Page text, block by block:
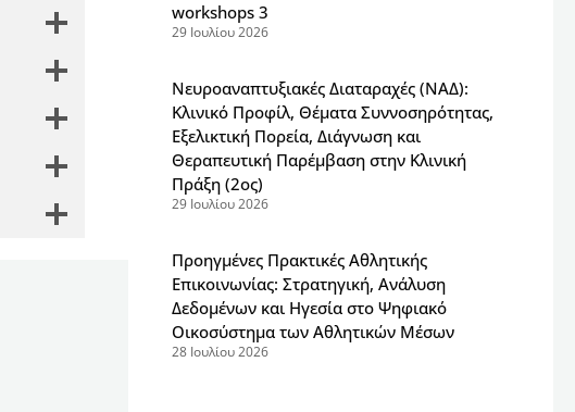
workshops 3
29 Ιουλίου 2026
Νευροαναπτυξιακές Διαταραχές (ΝΑΔ):
Κλινικό Προφίλ, Θέματα Συννοσηρότητας,
Εξελικτική Πορεία, Διάγνωση και
Θεραπευτική Παρέμβαση στην Κλινική
Πράξη (2ος)
29 Ιουλίου 2026
Προηγμένες Πρακτικές Αθλητικής
Επικοινωνίας: Στρατηγική, Ανάλυση
Δεδομένων και Ηγεσία στο Ψηφιακό
Οικοσύστημα των Αθλητικών Μέσων
28 Ιουλίου 2026